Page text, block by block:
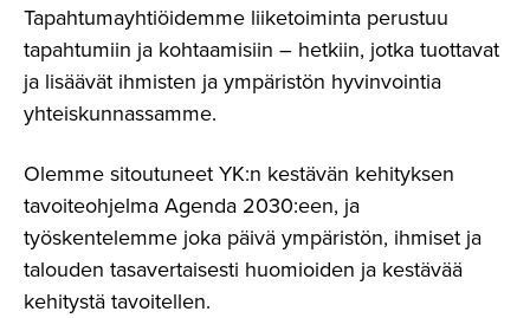
Tapahtumayhtiöidemme liiketoiminta perustuu
tapahtumiin ja kohtaamisiin – hetkiin, jotka tuottavat
ja lisäävät ihmisten ja ympäristön hyvinvointia
yhteiskunnassamme.
Olemme sitoutuneet YK:n kestävän kehityksen
tavoiteohjelma Agenda 2030:een, ja
työskentelemme joka päivä ympäristön, ihmiset ja
talouden tasavertaisesti huomioiden ja kestävää
kehitystä tavoitellen.